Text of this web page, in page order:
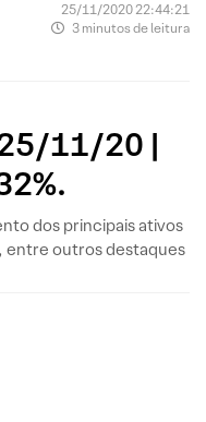
25/11/2020 22:44:21
3 minutos de leitura
11/20 |
dos principais ativos
entre outros destaques